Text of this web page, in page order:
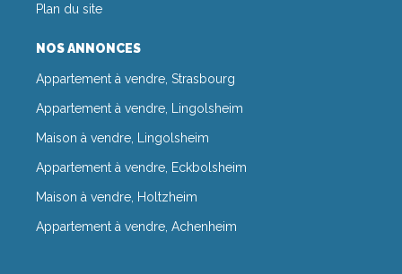
Plan du site
NOS ANNONCES
Appartement à vendre, Strasbourg
Appartement à vendre, Lingolsheim
Maison à vendre, Lingolsheim
Appartement à vendre, Eckbolsheim
Maison à vendre, Holtzheim
Appartement à vendre, Achenheim